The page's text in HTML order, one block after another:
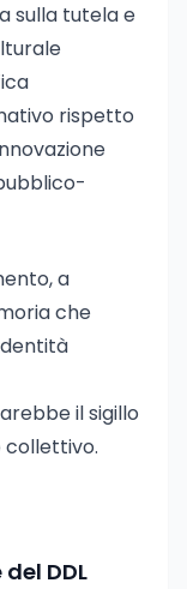
sulla tutela e
rispetto
a
che
il sigillo
collettivo.
DDL